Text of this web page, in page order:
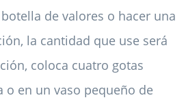
de valores o hacer una
la cantidad que use será
coloca cuatro gotas
o en un vaso pequeño de